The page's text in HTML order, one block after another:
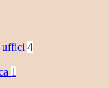
uffici 4
1